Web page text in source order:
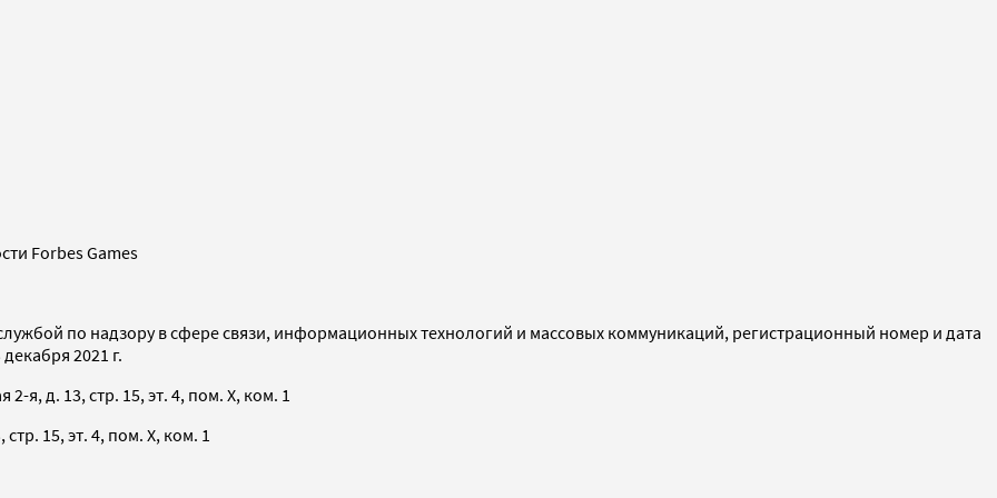
Forbes Games
по надзору в сфере связи, информационных технологий и массовых коммуникаций, регистрационный номер и дата
2021 г.
я, д. 13, стр. 15, эт. 4, пом. X, ком. 1
15, эт. 4, пом. X, ком. 1